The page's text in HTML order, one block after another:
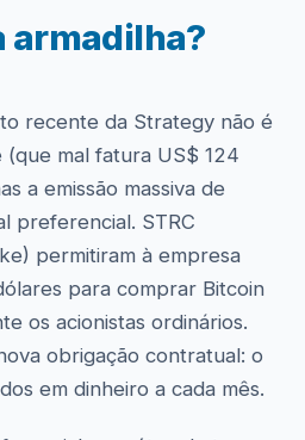
armadilha?
recente da Strategy não é
mal fatura US$ 124
a emissão massiva de
preferencial. STRC
permitiram à empresa
para comprar Bitcoin
os acionistas ordinários.
obrigação contratual: o
em dinheiro a cada mês.